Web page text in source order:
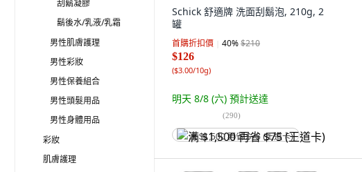
刮鬍凝膠
鬍後水/乳液/乳霜
男性肌膚護理
男性彩妝
男性保養組合
男性頭髮用品
男性身體用品
彩妝
肌膚護理
Schick 舒適牌 洗面刮鬍泡, 210g, 2
罐
首購折扣價 40%$210
$126
($3.00/10g)
明天 8/8 (六) 預計送達
(290)
满 $1,500 再省 $75 (王道卡)